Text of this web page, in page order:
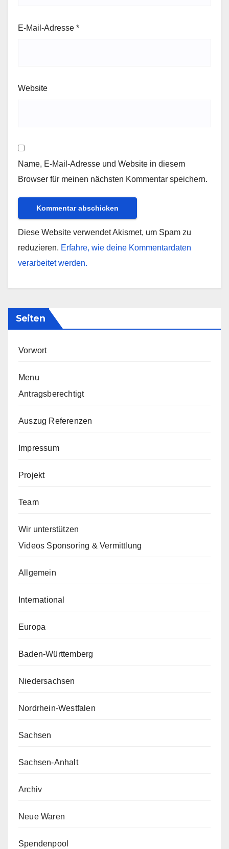
E-Mail-Adresse *
Website
Name, E-Mail-Adresse und Website in diesem
Browser für meinen nächsten Kommentar speichern.
Diese Website verwendet Akismet, um Spam zu
reduzieren. Erfahre, wie deine Kommentardaten
verarbeitet werden.
Seiten
Vorwort
Menu
Antragsberechtigt
Auszug Referenzen
Impressum
Projekt
Team
Wir unterstützen
Videos Sponsoring & Vermittlung
Allgemein
International
Europa
Baden-Württemberg
Niedersachsen
Nordrhein-Westfalen
Sachsen
Sachsen-Anhalt
Archiv
Neue Waren
Spendenpool